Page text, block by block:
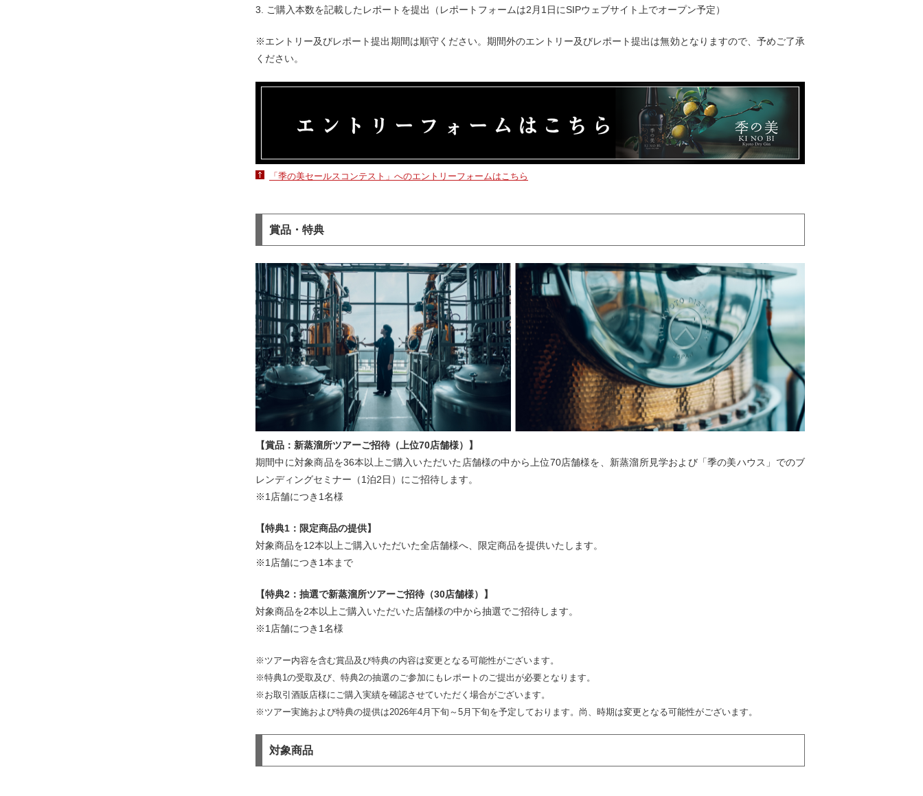
3. ご購入本数を記載したレポートを提出（レポートフォームは2月1日にSIPウェブサイト上でオープン予定）
※エントリー及びレポート提出期間は順守ください。期間外のエントリー及びレポート提出は無効となりますので、予めご了承
ください。
「季の美セールスコンテスト」へのエントリーフォームはこちら
賞品・特典
【賞品：新蒸溜所ツアーご招待（上位70店舗様）】
期間中に対象商品を36本以上ご購入いただいた店舗様の中から上位70店舗様を、新蒸溜所見学および「季の美ハウス」でのブ
レンディングセミナー（1泊2日）にご招待します。
※1店舗につき1名様
【特典1：限定商品の提供】
対象商品を12本以上ご購入いただいた全店舗様へ、限定商品を提供いたします。
※1店舗につき1本まで
【特典2：抽選で新蒸溜所ツアーご招待（30店舗様）】
対象商品を2本以上ご購入いただいた店舗様の中から抽選でご招待します。
※1店舗につき1名様
※ツアー内容を含む賞品及び特典の内容は変更となる可能性がございます。
※特典1の受取及び、特典2の抽選のご参加にもレポートのご提出が必要となります。
※お取引酒販店様にご購入実績を確認させていただく場合がございます。
※ツアー実施および特典の提供は2026年4月下旬～5月下旬を予定しております。尚、時期は変更となる可能性がございます。
対象商品